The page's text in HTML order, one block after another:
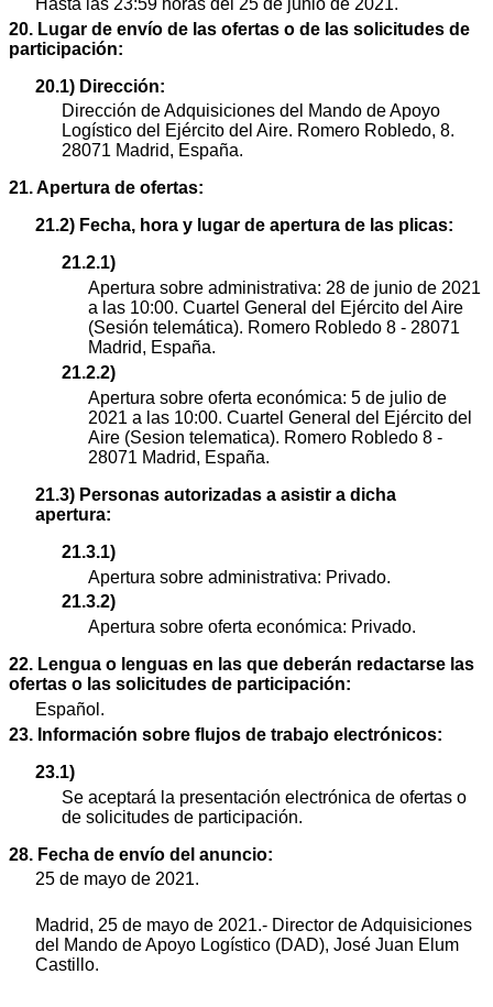
20. Lugar de envío de las ofertas o de las solicitudes de
participación:
20.1) Dirección:
Dirección de Adquisiciones del Mando de Apoyo
Logístico del Ejército del Aire. Romero Robledo, 8.
28071 Madrid, España.
21. Apertura de ofertas:
21.2) Fecha, hora y lugar de apertura de las plicas:
21.2.1)
Apertura sobre administrativa: 28 de junio de 2021
a las 10:00. Cuartel General del Ejército del Aire
(Sesión telemática). Romero Robledo 8 - 28071
Madrid, España.
21.2.2)
Apertura sobre oferta económica: 5 de julio de
2021 a las 10:00. Cuartel General del Ejército del
Aire (Sesion telematica). Romero Robledo 8 -
28071 Madrid, España.
21.3) Personas autorizadas a asistir a dicha
apertura:
21.3.1)
Apertura sobre administrativa: Privado.
21.3.2)
Apertura sobre oferta económica: Privado.
22. Lengua o lenguas en las que deberán redactarse las
ofertas o las solicitudes de participación:
Español.
23. Información sobre flujos de trabajo electrónicos:
23.1)
Se aceptará la presentación electrónica de ofertas o
de solicitudes de participación.
28. Fecha de envío del anuncio:
25 de mayo de 2021.
Madrid, 25 de mayo de 2021.- Director de Adquisiciones
del Mando de Apoyo Logístico (DAD), José Juan Elum
Castillo.